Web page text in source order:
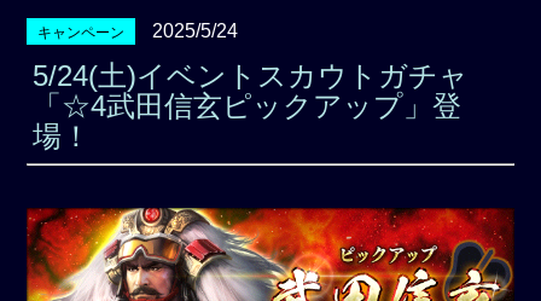
キャンペーン 2025/5/24
5/24(土)イベントスカウトガチャ
「☆4武田信玄ピックアップ」登
場！